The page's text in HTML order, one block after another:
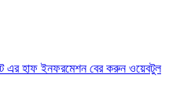
এর হাফ ইনফরমেশন বের করুন ওয়েবটুল